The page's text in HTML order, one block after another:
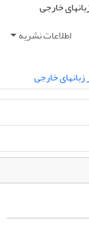
اطلاعات نشریه